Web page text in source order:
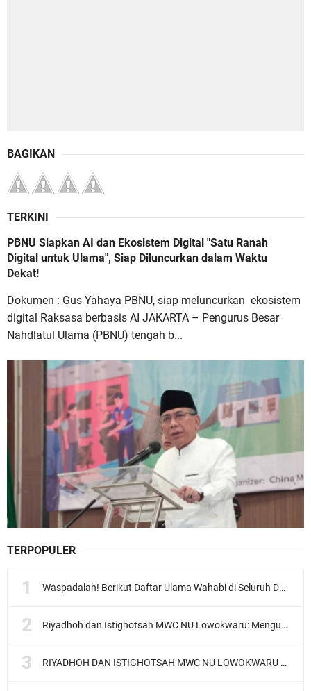
BAGIKAN
TERKINI
PBNU Siapkan AI dan Ekosistem Digital "Satu Ranah
Digital untuk Ulama", Siap Diluncurkan dalam Waktu
Dekat!
Dokumen : Gus Yahaya PBNU, siap meluncurkan ekosistem
digital Raksasa berbasis AI JAKARTA – Pengurus Besar
Nahdlatul Ulama (PBNU) tengah b...
TERPOPULER
Waspadalah! Berikut Daftar Ulama Wahabi di Seluruh Dunia dan Karya-karyanya
Riyadhoh dan Istighotsah MWC NU Lowokwaru: Menguatkan Doa, Menjalin Ukhuwah Menyambut Muktamar NU ke-35
RIYADHOH DAN ISTIGHOTSAH MWC NU LOWOKWARU Menyambut Muktamar NU ke-35, Meneguhkan Sanad Laku Para Muassis